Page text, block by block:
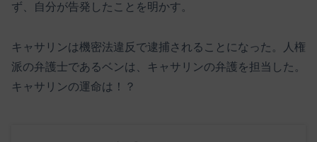
ず、自分が告発したことを明かす。
キャサリンは機密法違反で逮捕されることになった。人権
派の弁護士であるベンは、キャサリンの弁護を担当した。
キャサリンの運命は！？